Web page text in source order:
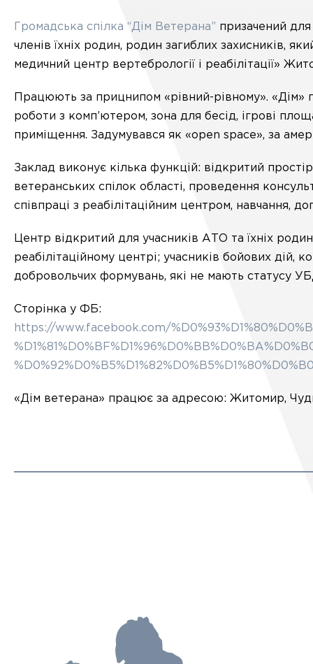
Громадська спілка “Дім Ветерана” призачений для
членів їхніх родин, родин загиблих захисників,
медичний центр вертебрології і реабілітації»
Працюють за прицнипом «рівний-рівному».
роботи з комп’ютером, зона для бесід, ігрові
приміщення. Задумувався як «open space», за
Заклад виконує кілька функцій: відкритий
ветеранських спілок області, проведення
співпраці з реабілітаційним центром, навчання,
Центр відкритий для учасників АТО та їхніх
реабілітаційному центрі; учасників бойових дій,
добровольчих формувань, які не мають статусу
Сторінка у ФБ:
https://www.facebook.com/
«Дім ветерана» працює за адресою: Житомир,